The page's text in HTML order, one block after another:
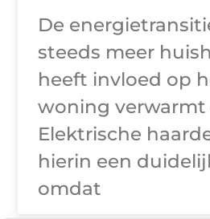
De
steeds meer
heeft invloed op
woning verwarmt
Elektrische
hierin een
omdat